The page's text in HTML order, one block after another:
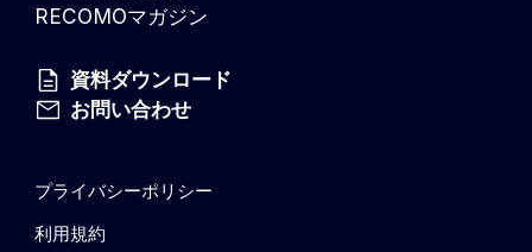
RECOMOマガジン
資料ダウンロード
お問い合わせ
プライバシーポリシー
利用規約